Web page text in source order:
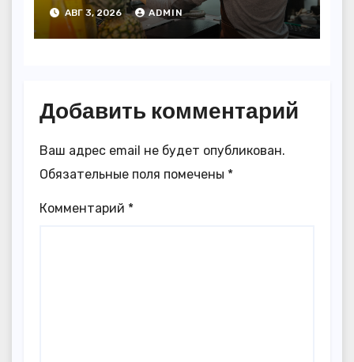
АВГ 3, 2026 ADMIN
Добавить комментарий
Ваш адрес email не будет опубликован.
Обязательные поля помечены *
Комментарий *